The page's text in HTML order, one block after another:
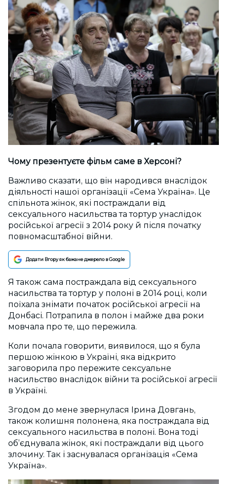
Чому презентуєте фільм саме в Херсоні?
Важливо сказати, що він народився внаслідок
діяльності нашої організації «Сема Україна». Це
спільнота жінок, які постраждали від
сексуального насильства та тортур унаслідок
російської агресії з 2014 року й після початку
повномасштабної війни.
Додати Вгору як бажане джерело в Google
Я також сама постраждала від сексуального
насильства та тортур у полоні в 2014 році, коли
поїхала знімати початок російської агресії на
Донбасі. Потрапила в полон і майже два роки
мовчала про те, що пережила.
Коли почала говорити, виявилося, що я була
першою жінкою в Україні, яка відкрито
заговорила про пережите сексуальне
насильство внаслідок війни та російської агресії
в Україні.
Згодом до мене звернулася Ірина Довгань,
також колишня полонена, яка постраждала від
сексуального насильства в полоні. Вона тоді
об’єднувала жінок, які постраждали від цього
злочину. Так і заснувалася організація «Сема
Україна».